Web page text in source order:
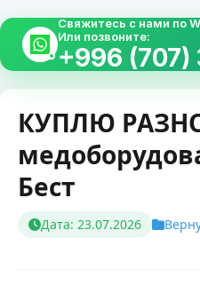
Свяжитесь с нами по
Или позвоните:
+996 (707)
КУПЛЮ
Бест
Дата: 23.07.2026